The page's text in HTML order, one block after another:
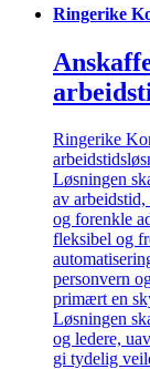
Ringerike
Ringerike
Løsningen
av
og forenkle
fleksibel og
personvern
primært en
Løsningen
og ledere,
gi tydelig